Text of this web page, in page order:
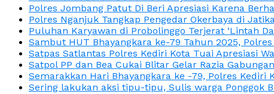
Polres Jombang Patut Di Beri Apresiasi Karena
Polres Nganjuk Tangkap Pengedar Okerbaya di
Puluhan Karyawan di Probolinggo Terjerat ‘Lintah
Sambut HUT Bhayangkara ke-79 Tahun 2025,
Satpas Satlantas Polres Kediri Kota Tuai Apresiasi
Satpol PP dan Bea Cukai Blitar Gelar Razia
Semarakkan Hari Bhayangkara ke -79, Polres Kediri
Sering lakukan aksi tipu-tipu, Sulis warga Ponggok